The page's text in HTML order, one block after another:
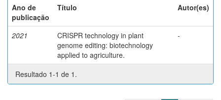
Ano de
publicação
Título Autor(es)
2021
CRISPR technology in plant
genome editing: biotechnology
applied to agriculture.
-
Resultado 1-1 de 1.